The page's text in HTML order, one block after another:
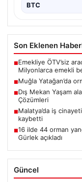
BTC
Son Eklenen
■Emekliye ÖTV’siz
Milyonlarca emekli
■Muğla Yatağan’da
■Dış Mekan Yaşam
Çözümleri
■Malatya’da iş
kaybetti
■16 ilde 44 orman
Gürlek açıkladı
Güncel